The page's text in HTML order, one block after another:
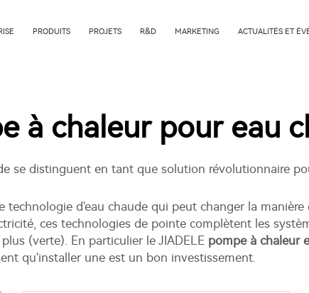
PRODUITS PROJETS R&D MARKETING ACTUALITÉS ET
à chaleur pour eau
se distinguent en tant que solution révolutionnaire
technologie d'eau chaude qui peut changer la
ces technologies de pointe complètent les
(verte). En particulier le JIADELE pompe à chaleur
qu'installer une est un bon investissement.